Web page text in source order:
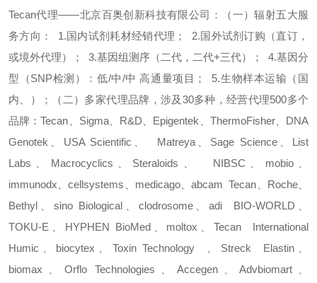
Tecan代理——北京百奥创新科技有限公司： （一）辐射五大服
务方向：
1.国内试剂耗材经销代理； 2.国外试剂订购（直订，
或境外代理）；
3.基因组测序（二代，二代+三代）； 4.基因分
型（SNP检测）：低/中/中 高通量项目； 5.生物样本运输（国
内、）；
（ 二 ） 多家代理品牌，涉及 30多种，经营代理500多个
品牌：Tecan Sigma、 R&D Epigentek ThermoFisher、 DNA
Genotek
USA Scientific Matreya、 Sage Science、 List
Labs
Macrocyclics Steraloids NIBSC mobio、
immunodx 、cellsystems medicago、abcam Tecan Roche、
Bethyl
sino Biological、 clodrosome、adi BIO-WORLD
TOKU-E
HYPHEN BioMed、 moltox 、Tecan International
Humic
biocytex Toxin Technology Streck Elastin
biomax
Orflo Technologies Accegen、Advbiomart